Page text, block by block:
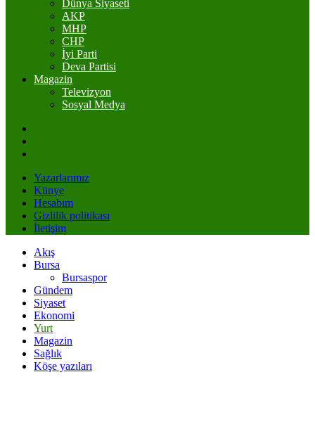
Dünya Siyaseti
AKP
MHP
CHP
İyi Parti
Deva Partisi
Magazin
Televizyon
Sosyal Medya
Yazarlarımız
Künye
Hesabım
Gizlilik politikası
İletişim
Akış
Bursa
Bursaspor
Gündem
Siyaset
Ekonomi
Yurt
Magazin
Sağlık
Köşe yazıları